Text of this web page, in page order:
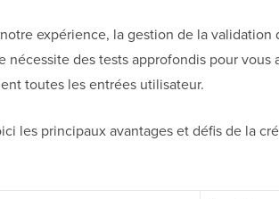
expérience, la gestion de la validation
nécessite des tests approfondis pour
toutes les entrées utilisateur.
les principaux avantages et défis de la